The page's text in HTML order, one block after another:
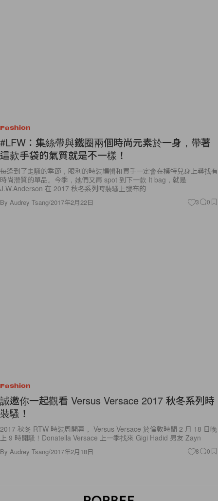
Fashion
#LFW：集絲帶與鐵圈兩個時尚元素於一身，帶著
這款手袋的氣質就是不一樣！
每逢到了走騷的季節，眼利的時裝編輯和買手一定會在模特兒身上尋找有
時尚潛質的單品。今季，她們又再 spot 到下一款 It bag，就是
J.W.Anderson 在 2017 秋冬系列時裝騷上發布的
By Audrey Tsang/2017年2月22日 3 0
Fashion
誠邀你一起觀看 Versus Versace 2017 秋冬系列時
裝騷！
2017 秋冬 RTW 時裝周開幕， Versus Versace 於倫敦時間 2 月 18 日晚
上 9 時開騷！Donatella Versace 上一季找來 Gigi Hadid 男友 Zayn
By Audrey Tsang/2017年2月18日 8 0